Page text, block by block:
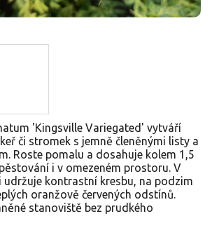
'Kingsville Variegated' vytváří
či stromek s jemně členěnými listy a
Roste pomalu a dosahuje kolem 1,5
i v omezeném prostoru. V
udržuje kontrastní kresbu, na podzim
oranžově červených odstínů.
stanoviště bez prudkého